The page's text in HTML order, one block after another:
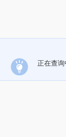
正在查